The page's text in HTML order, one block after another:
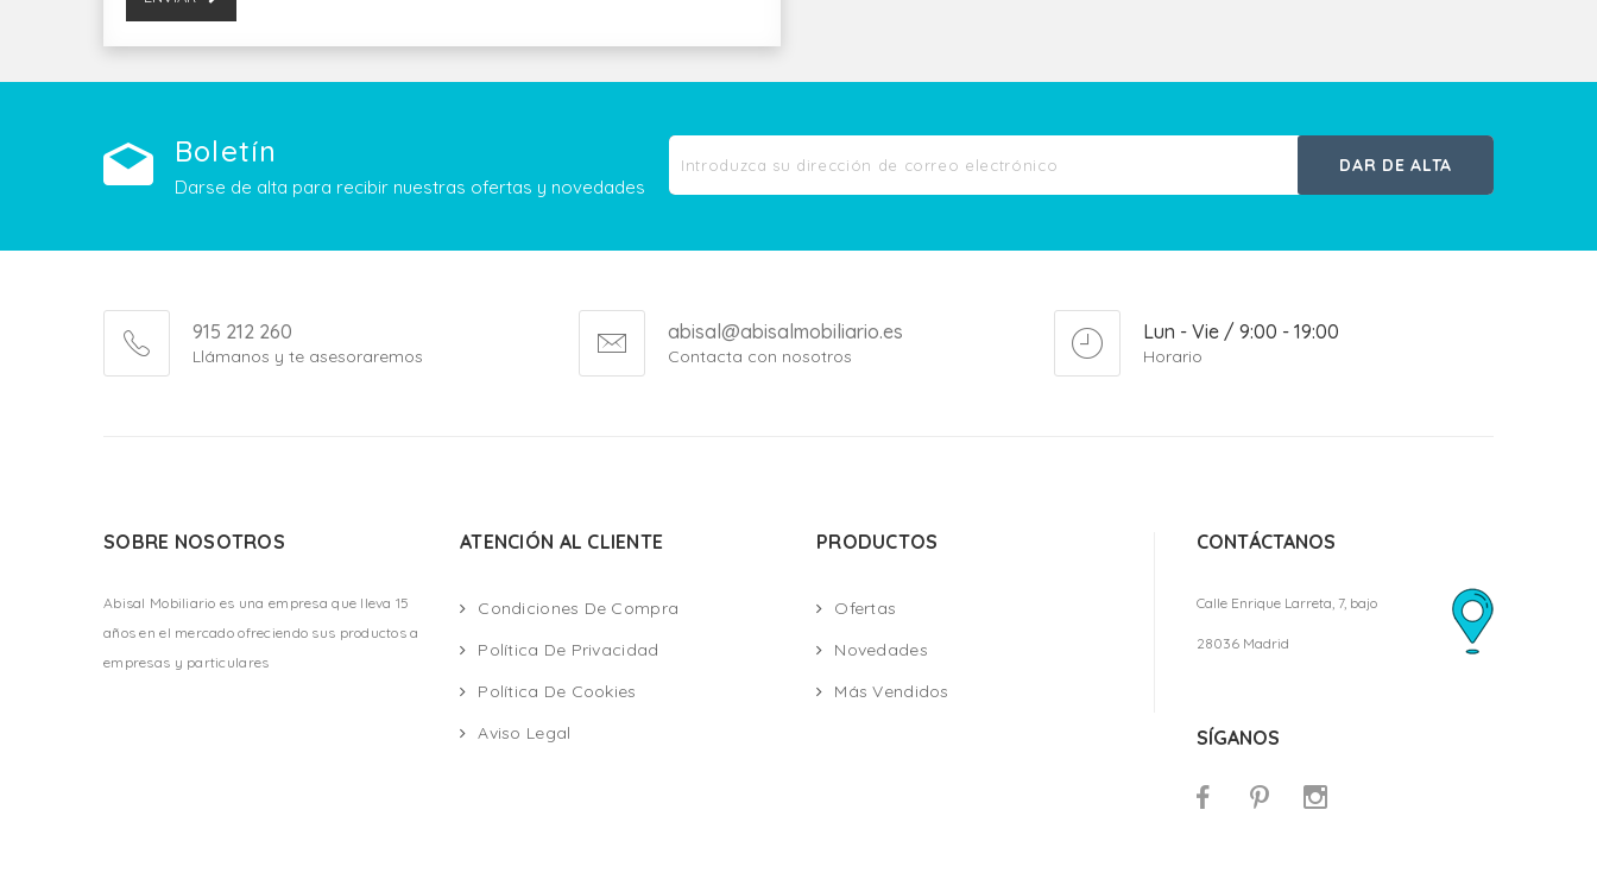
Boletín
Darse de alta para recibir nuestras ofertas y novedades
DAR DE ALTA
915 212 260
Llámanos y te asesoraremos
abisal@abisalmobiliario.es
Contacta con nosotros
Lun - Vie / 9:00 - 19:00
Horario
SOBRE NOSOTROS
Abisal Mobiliario es una empresa que lleva 15
años en el mercado ofreciendo sus productos a
empresas y particulares
ATENCIÓN AL CLIENTE
Condiciones De Compra
Política De Privacidad
Política De Cookies
Aviso Legal
PRODUCTOS
Ofertas
Novedades
Más Vendidos
CONTÁCTANOS
Calle Enrique Larreta, 7, bajo
28036 Madrid
SÍGANOS